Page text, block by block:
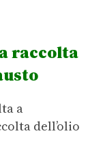
raccolta
a
dell’olio